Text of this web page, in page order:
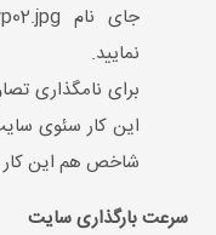
نمایید.
برای نامگذاری
این کار سئوی
شاخص هم این کار
سرعت بارگذاری سایت